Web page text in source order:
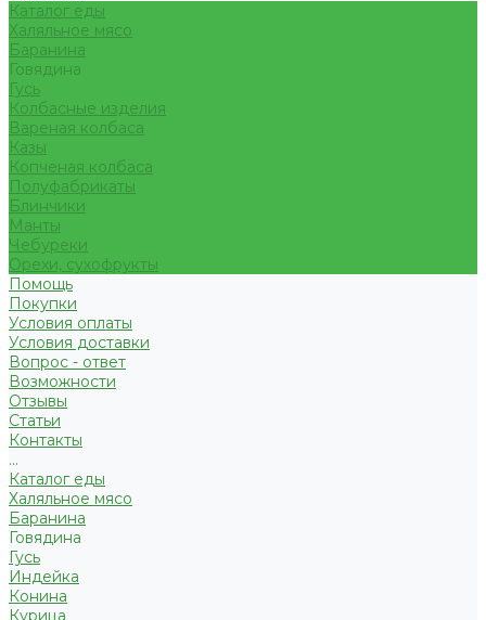
Каталог еды
Халяльное мясо
Баранина
Говядина
Гусь
Колбасные изделия
Вареная колбаса
Казы
Копченая колбаса
Полуфабрикаты
Блинчики
Манты
Чебуреки
Орехи, сухофрукты
Помощь
Покупки
Условия оплаты
Условия доставки
Вопрос - ответ
Возможности
Отзывы
Статьи
Контакты
...
Каталог еды
Халяльное мясо
Баранина
Говядина
Гусь
Индейка
Конина
Курица